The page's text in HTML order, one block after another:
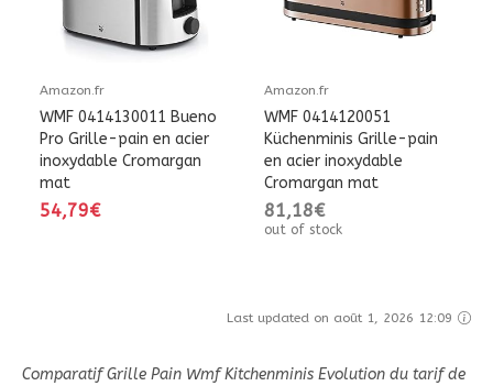
Amazon.fr
WMF 0414130011 Bueno
Pro Grille-pain en acier
inoxydable Cromargan
mat
54,79€
Amazon.fr
WMF 0414120051
Küchenminis Grille-pain
en acier inoxydable
Cromargan mat
81,18€
out of stock
Last updated on août 1, 2026 12:09
Comparatif Grille Pain Wmf Kitchenminis Evolution du tarif de